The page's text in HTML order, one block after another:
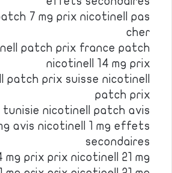
7 mg prix nicotinell pas
cher
patch prix france patch
nicotinell 14 mg prix
patch prix suisse nicotinell
patch prix
nicotinell patch avis
avis nicotinell 1 mg effets
secondaires
mg prix prix nicotinell 21 mg